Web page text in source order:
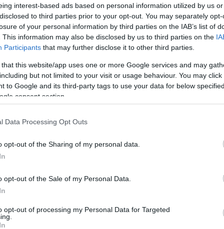
interest-based ads based on personal information utilized by us
to third parties prior to your opt-out. You may separately
of your personal information by third parties on the IAB’s list of
This information may also be disclosed by us to third parties on the
Participants that may further disclose it to other third parties.
that this website/app uses one or more Google services and may
but not limited to your visit or usage behaviour. You may
to Google and its third-party tags to use your data for below
consent section.
Data Processing Opt Outs
opt-out of the Sharing of my personal data.
opt-out of the Sale of my Personal Data.
opt-out of processing my Personal Data for Targeted
a hangulat a leintés után, a második
Estre szerint ugyanis a 7-es autót
szegett.
csapatutasítások értelmében frissebb
a vezetést. Ezután a 31-es Cadillac a
ám mielőtt Jack Aitken támadást intézhetett
a vége előtt a 17-es kanyarban
majd megnyerte a versenyt. A leintés
zajlott.
voltunk. Nagyjából egyszerre álltunk ki, csak
cserélgettük a pozíciót, aztán jött egy
idézi Estre-t a Motorsport.com. – Én vezettem
optimalizálni a stratégiát és eljutni a célig,